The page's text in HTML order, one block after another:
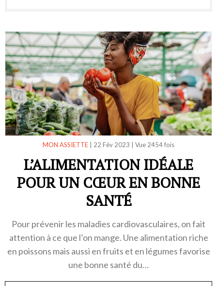
MON ASSIETTE 22 Fév 2023 Vue 2454 fois
L’ALIMENTATION IDÉALE
POUR UN CŒUR EN BONNE
SANTÉ
Pour prévenir les maladies cardiovasculaires, on fait
attention à ce que l’on mange. Une alimentation riche
en poissons mais aussi en fruits et en légumes favorise
une bonne santé du…